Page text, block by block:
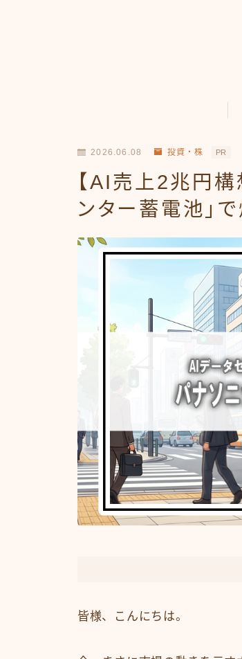
2026.06.08 投資・株 PR
【AI売上2兆円構
ンター蓄電池」
皆様、こんにちは。